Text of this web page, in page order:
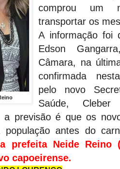
comprou um
transportar os
A informação foi
Edson
Câmara, na
confirmada
pelo novo
Saúde, Cleber
a previsão é que os
população antes do
prefeita Neide Reino
capoeirense.